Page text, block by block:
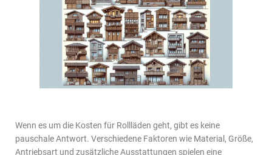
Wenn es um die Kosten für Rollläden geht, gibt es keine
pauschale Antwort. Verschiedene Faktoren wie Material, Größe,
Antriebsart und zusätzliche Ausstattungen spielen eine